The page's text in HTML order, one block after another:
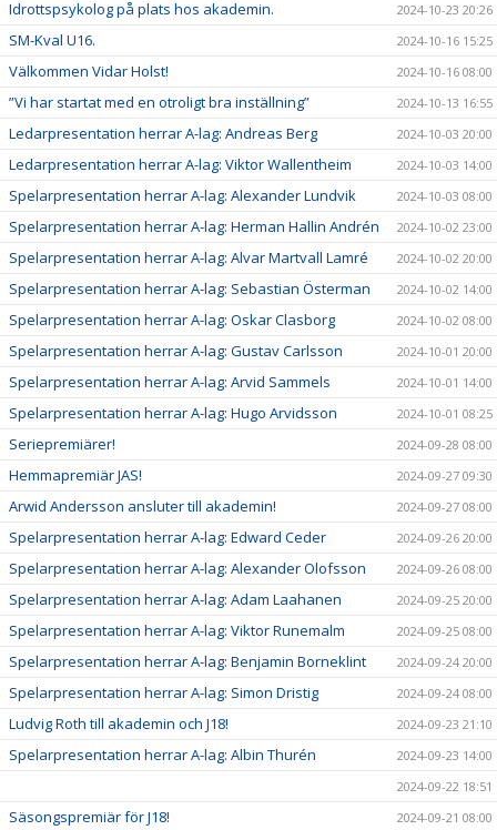
Idrottspsykolog på plats hos akademin. 2024-10-23 20:26
SM-Kval U16. 2024-10-16 15:25
Välkommen Vidar Holst! 2024-10-16 08:00
”Vi har startat med en otroligt bra inställning” 2024-10-13 16:55
Ledarpresentation herrar A-lag: Andreas Berg 2024-10-03 20:00
Ledarpresentation herrar A-lag: Viktor Wallentheim 2024-10-03 14:00
Spelarpresentation herrar A-lag: Alexander Lundvik 2024-10-03 08:00
Spelarpresentation herrar A-lag: Herman Hallin Andrén 2024-10-02 23:00
Spelarpresentation herrar A-lag: Alvar Martvall Lamré 2024-10-02 20:00
Spelarpresentation herrar A-lag: Sebastian Österman 2024-10-02 14:00
Spelarpresentation herrar A-lag: Oskar Clasborg 2024-10-02 08:00
Spelarpresentation herrar A-lag: Gustav Carlsson 2024-10-01 20:00
Spelarpresentation herrar A-lag: Arvid Sammels 2024-10-01 14:00
Spelarpresentation herrar A-lag: Hugo Arvidsson 2024-10-01 08:25
Seriepremiärer! 2024-09-28 08:00
Hemmapremiär JAS! 2024-09-27 09:30
Arwid Andersson ansluter till akademin! 2024-09-27 08:00
Spelarpresentation herrar A-lag: Edward Ceder 2024-09-26 20:00
Spelarpresentation herrar A-lag: Alexander Olofsson 2024-09-26 08:00
Spelarpresentation herrar A-lag: Adam Laahanen 2024-09-25 20:00
Spelarpresentation herrar A-lag: Viktor Runemalm 2024-09-25 08:00
Spelarpresentation herrar A-lag: Benjamin Borneklint 2024-09-24 20:00
Spelarpresentation herrar A-lag: Simon Dristig 2024-09-24 08:00
Ludvig Roth till akademin och J18! 2024-09-23 21:10
Spelarpresentation herrar A-lag: Albin Thurén
2024-09-23 14:00
2024-09-22 18:51
Säsongspremiär för J18! 2024-09-21 08:00